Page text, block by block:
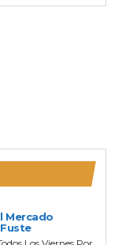
Mercado